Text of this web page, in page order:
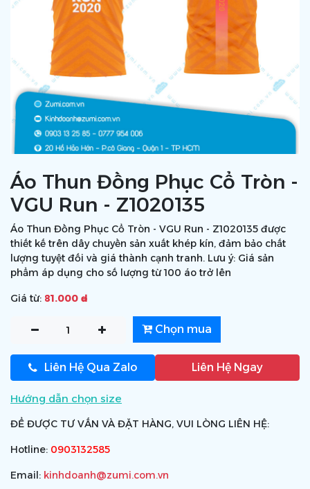
Áo Thun Đồng Phục Cổ Tròn -
VGU Run - Z1020135
Áo Thun Đồng Phục Cổ Tròn - VGU Run - Z1020135 được
thiết kế trên dây chuyền sản xuất khép kín, đảm bảo chất
lượng tuyệt đối và giá thành cạnh tranh. Lưu ý: Giá sản
phẩm áp dụng cho số lượng từ 100 áo trở lên
Giá từ: 81.000 ₫
Chọn mua
Liên Hệ Qua Zalo Liên Hệ Ngay
Hướng dẫn chọn size
ĐỂ ĐƯỢC TƯ VẤN VÀ ĐẶT HÀNG, VUI LÒNG LIÊN HỆ:
Hotline: 0903132585
Email: kinhdoanh@zumi.com.vn